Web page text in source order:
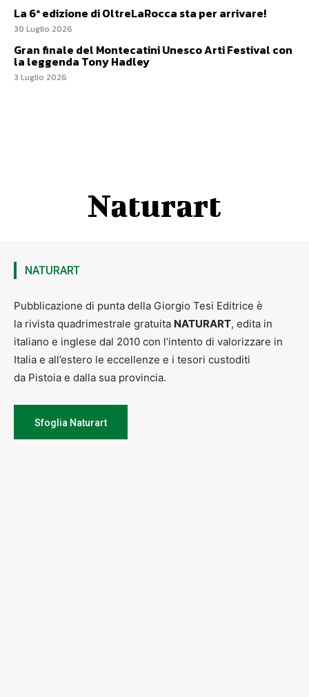
La 6ª edizione di OltreLaRocca sta per arrivare!
30 Luglio 2026
Gran finale del Montecatini Unesco Arti Festival con
la leggenda Tony Hadley
3 Luglio 2026
Naturart
NATURART
Pubblicazione di punta della Giorgio Tesi Editrice è
la rivista quadrimestrale gratuita NATURART, edita in
italiano e inglese dal 2010 con l’intento di valorizzare in
Italia e all’estero le eccellenze e i tesori custoditi
da Pistoia e dalla sua provincia.
Sfoglia Naturart